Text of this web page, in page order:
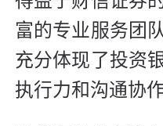
富的专业服务团
充分体现了投资
执行力和沟通协